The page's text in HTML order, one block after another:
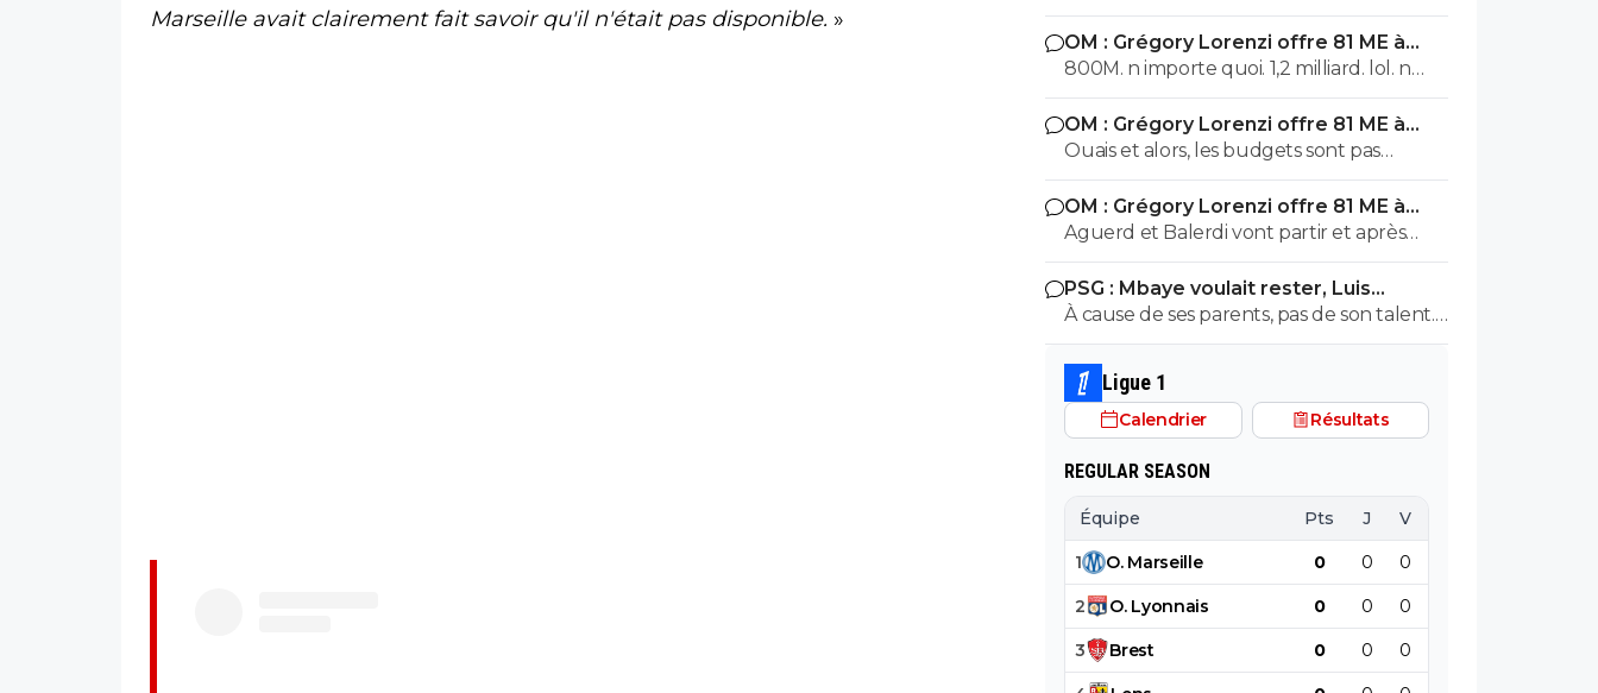
Marseille avait clairement fait savoir qu'il n'était pas disponible. »
l'effectif il faut le vendre absolument il
vaudra plus rien l'année prochaine
OM : Grégory Lorenzi offre 81 ME à
Frank McCourt
800M. n importe quoi. 1,2 milliard. lol. n
importe quoi
OM : Grégory Lorenzi offre 81 ME à
Frank McCourt
Ouais et alors, les budgets sont pas
comparable 😅
OM : Grégory Lorenzi offre 81 ME à
Frank McCourt
Aguerd et Balerdi vont partir et après
c'est fini. A moins d'une offre irrefusable.
Avec ça on va arriver a a peu près a 120 m
avec les salaires économisés
PSG : Mbaye voulait rester, Luis
Enrique l'a convaincu
À cause de ses parents, pas de son talent.
Encore un joueur avec entourage nocif.
Ligue 1
Calendrier Résultats
REGULAR SEASON
Équipe Pts J V
1 O. Marseille 0 0 0
2 O. Lyonnais 0 0 0
3 Brest 0 0 0